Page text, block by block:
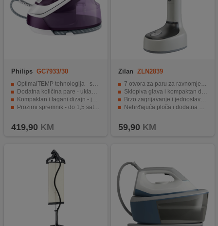
Philips GC7933/30
OptimalTEMP tehnologija - sprječava progorijevanje tkanina
Dodatna količina pare - uklanja naborane dijelove odjeće
Kompaktan i lagani dizajn - jednostavan za rukovanje
Prozirni spremnik - do 1,5 sati kontinuirane uporabe
419,90 KM
Zilan ZLN2839
7 otvora za paru za ravnomjerno otpuštanje nabora
Sklopiva glava i kompaktan dizajn – idealno za putovanja
Brzo zagrijavanje i jednostavno korištenje
Nehrđajuća ploča i dodatna četka za savršene rezultate
59,90 KM